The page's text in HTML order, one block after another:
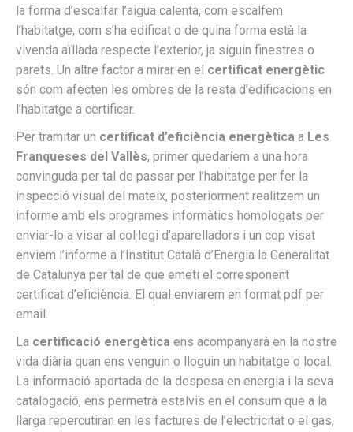
la forma d’escalfar l’aigua calenta, com escalfem
l’habitatge, com s’ha edificat o de quina forma està la
vivenda aïllada respecte l’exterior, ja siguin finestres o
parets. Un altre factor a mirar en el certificat energètic
són com afecten les ombres de la resta d’edificacions en
l’habitatge a certificar.
Per tramitar un certificat d’eficiència energètica a Les
Franqueses del Vallès, primer quedaríem a una hora
convinguda per tal de passar per l’habitatge per fer la
inspecció visual del mateix, posteriorment realitzem un
informe amb els programes informàtics homologats per
enviar-lo a visar al col·legi d’aparelladors i un cop visat
enviem l’informe a l’Institut Català d’Energia la Generalitat
de Catalunya per tal de que emeti el corresponent
certificat d’eficiència. El qual enviarem en format pdf per
email.
La certificació energètica ens acompanyarà en la nostre
vida diària quan ens venguin o lloguin un habitatge o local.
La informació aportada de la despesa en energia i la seva
catalogació, ens permetrà estalvis en el consum que a la
llarga repercutiran en les factures de l’electricitat o el gas,